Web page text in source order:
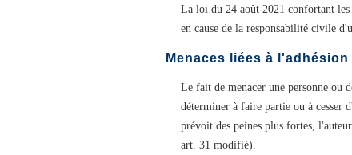
La loi du 24 août 2021 confortant les
en cause de la responsabilité civile
Menaces liées à l'adhésion
Le fait de menacer une personne ou
déterminer à faire partie ou à cesser
prévoit des peines plus fortes,
art. 31 modifié).